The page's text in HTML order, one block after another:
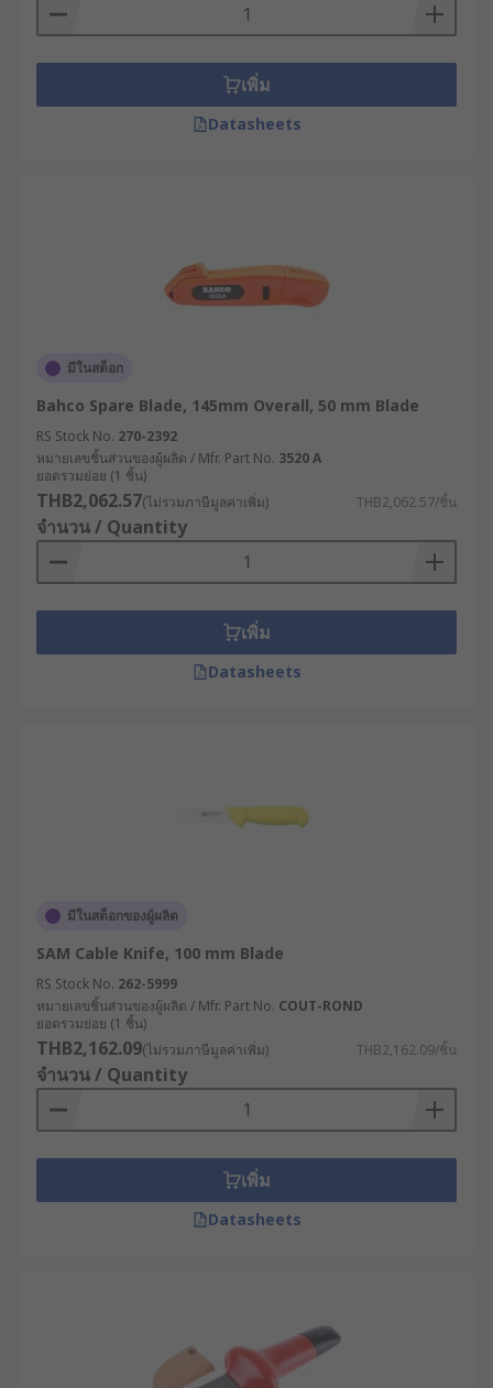
เพิ่ม
Datasheets
มีในสต็อก
Bahco Spare Blade, 145mm Overall, 50 mm Blade
RS Stock No. 270-2392
หมายเลขชิ้นส่วนของผู้ผลิต / Mfr. Part No. 3520 A
ยอดรวมย่อย (1 ชิ้น)
THB2,062.57(ไม่รวมภาษีมูลค่าเพิ่ม) THB2,062.57/ชิ้น
จำนวน / Quantity
เพิ่ม
Datasheets
มีในสต็อกของผู้ผลิต
SAM Cable Knife, 100 mm Blade
RS Stock No. 262-5999
หมายเลขชิ้นส่วนของผู้ผลิต / Mfr. Part No. COUT-ROND
ยอดรวมย่อย (1 ชิ้น)
THB2,162.09(ไม่รวมภาษีมูลค่าเพิ่ม) THB2,162.09/ชิ้น
จำนวน / Quantity
เพิ่ม
Datasheets